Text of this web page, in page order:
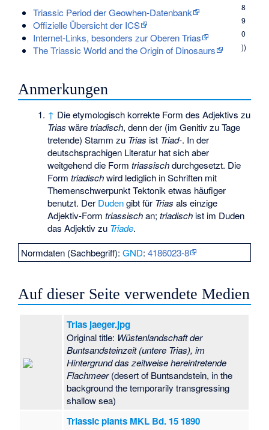
8
9
0
))
Triassic Period der Geowhen-Datenbank
Offizielle Übersicht der ICS
Internet-Links, besonders zur Oberen Trias
The Triassic World and the Origin of Dinosaurs
Anmerkungen
↑ Die etymologisch korrekte Form des Adjektivs zu
Trias wäretriadisch, denn der (im Genitiv zu Tage
tretende) Stamm zu Trias ist Triad-. In der
deutschsprachigen Literatur hat sich aber
weitgehend die Formtriassischdurchgesetzt. Die
Formtriadischwird lediglich in Schriften mit
Themenschwerpunkt Tektonik etwas häufiger
benutzt. Der Dudengibt für Trias als einzige
Adjektiv-Formtriassischan;triadisch ist im Duden
das Adjektiv zu Triade.
Normdaten (Sachbegriff):GND:4186023-8
Auf dieser Seite verwendete Medien
Trias jaeger.jpg
Original title: Wüstenlandschaft der
Buntsandsteinzeit (untere Trias), im
Hintergrund das zeitweise hereintretende
Flachmeer(desert of Buntsandstein, in the
background the temporarily transgressing
shallow sea)
Triassic plants MKL Bd. 15 1890